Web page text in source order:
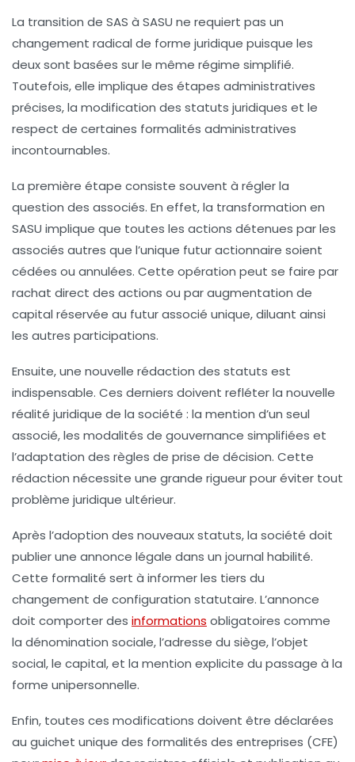
La transition de SAS à SASU ne requiert pas un
changement radical de forme juridique puisque les
deux sont basées sur le même régime simplifié.
Toutefois, elle implique des étapes administratives
précises, la modification des statuts juridiques et le
respect de certaines formalités administratives
incontournables.
La première étape consiste souvent à régler la
question des associés. En effet, la transformation en
SASU implique que toutes les actions détenues par les
associés autres que l’unique futur actionnaire soient
cédées ou annulées. Cette opération peut se faire par
rachat direct des actions ou par augmentation de
capital réservée au futur associé unique, diluant ainsi
les autres participations.
Ensuite, une nouvelle rédaction des statuts est
indispensable. Ces derniers doivent refléter la nouvelle
réalité juridique de la société : la mention d’un seul
associé, les modalités de gouvernance simplifiées et
l’adaptation des règles de prise de décision. Cette
rédaction nécessite une grande rigueur pour éviter tout
problème juridique ultérieur.
Après l’adoption des nouveaux statuts, la société doit
publier une annonce légale dans un journal habilité.
Cette formalité sert à informer les tiers du
changement de configuration statutaire. L’annonce
doit comporter des informations obligatoires comme
la dénomination sociale, l’adresse du siège, l’objet
social, le capital, et la mention explicite du passage à la
forme unipersonnelle.
Enfin, toutes ces modifications doivent être déclarées
au guichet unique des formalités des entreprises (CFE)